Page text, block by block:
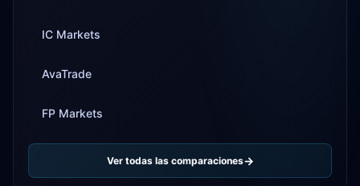
IC Markets
AvaTrade
FP Markets
Ver todas las comparaciones